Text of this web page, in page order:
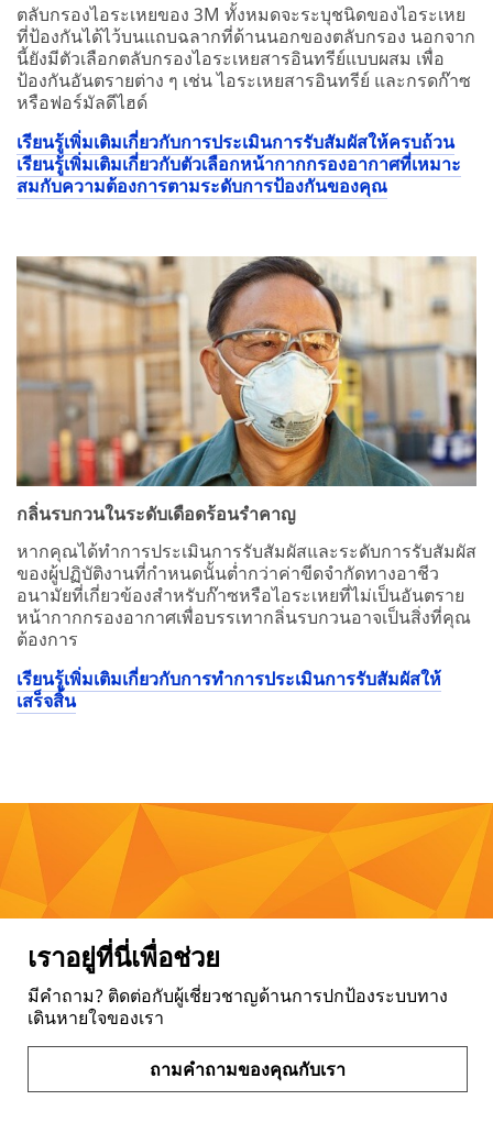
ตลับกรองไอระเหยของ 3M ทั้งหมดจะระบุชนิดของไอระเหย
ที่ป้องกันได้ไว้บนแถบฉลากที่ด้านนอกของตลับกรอง นอกจาก
นี้ยังมีตัวเลือกตลับกรองไอระเหยสารอินทรีย์แบบผสม เพื่อ
ป้องกันอันตรายต่าง ๆ เช่น ไอระเหยสารอินทรีย์ และกรดก๊าซ
หรือฟอร์มัลดีไฮด์
เรียนรู้เพิ่มเติมเกี่ยวกับการประเมินการรับสัมผัสให้ครบถ้วน
เรียนรู้เพิ่มเติมเกี่ยวกับตัวเลือกหน้ากากกรองอากาศที่เหมาะ
สมกับความต้องการตามระดับการป้องกันของคุณ
กลิ่นรบกวนในระดับเดือดร้อนรำคาญ
หากคุณได้ทำการประเมินการรับสัมผัสและระดับการรับสัมผัส
ของผู้ปฏิบัติงานที่กำหนดนั้นต่ำกว่าค่าขีดจำกัดทางอาชีว
อนามัยที่เกี่ยวข้องสำหรับก๊าซหรือไอระเหยที่ไม่เป็นอันตราย
หน้ากากกรองอากาศเพื่อบรรเทากลิ่นรบกวนอาจเป็นสิ่งที่คุณ
ต้องการ
เรียนรู้เพิ่มเติมเกี่ยวกับการทำการประเมินการรับสัมผัสให้
เสร็จสิ้น
เราอยู่ที่นี่เพื่อช่วย
มีคำถาม? ติดต่อกับผู้เชี่ยวชาญด้านการปกป้องระบบทาง
เดินหายใจของเรา
ถามคำถามของคุณกับเรา